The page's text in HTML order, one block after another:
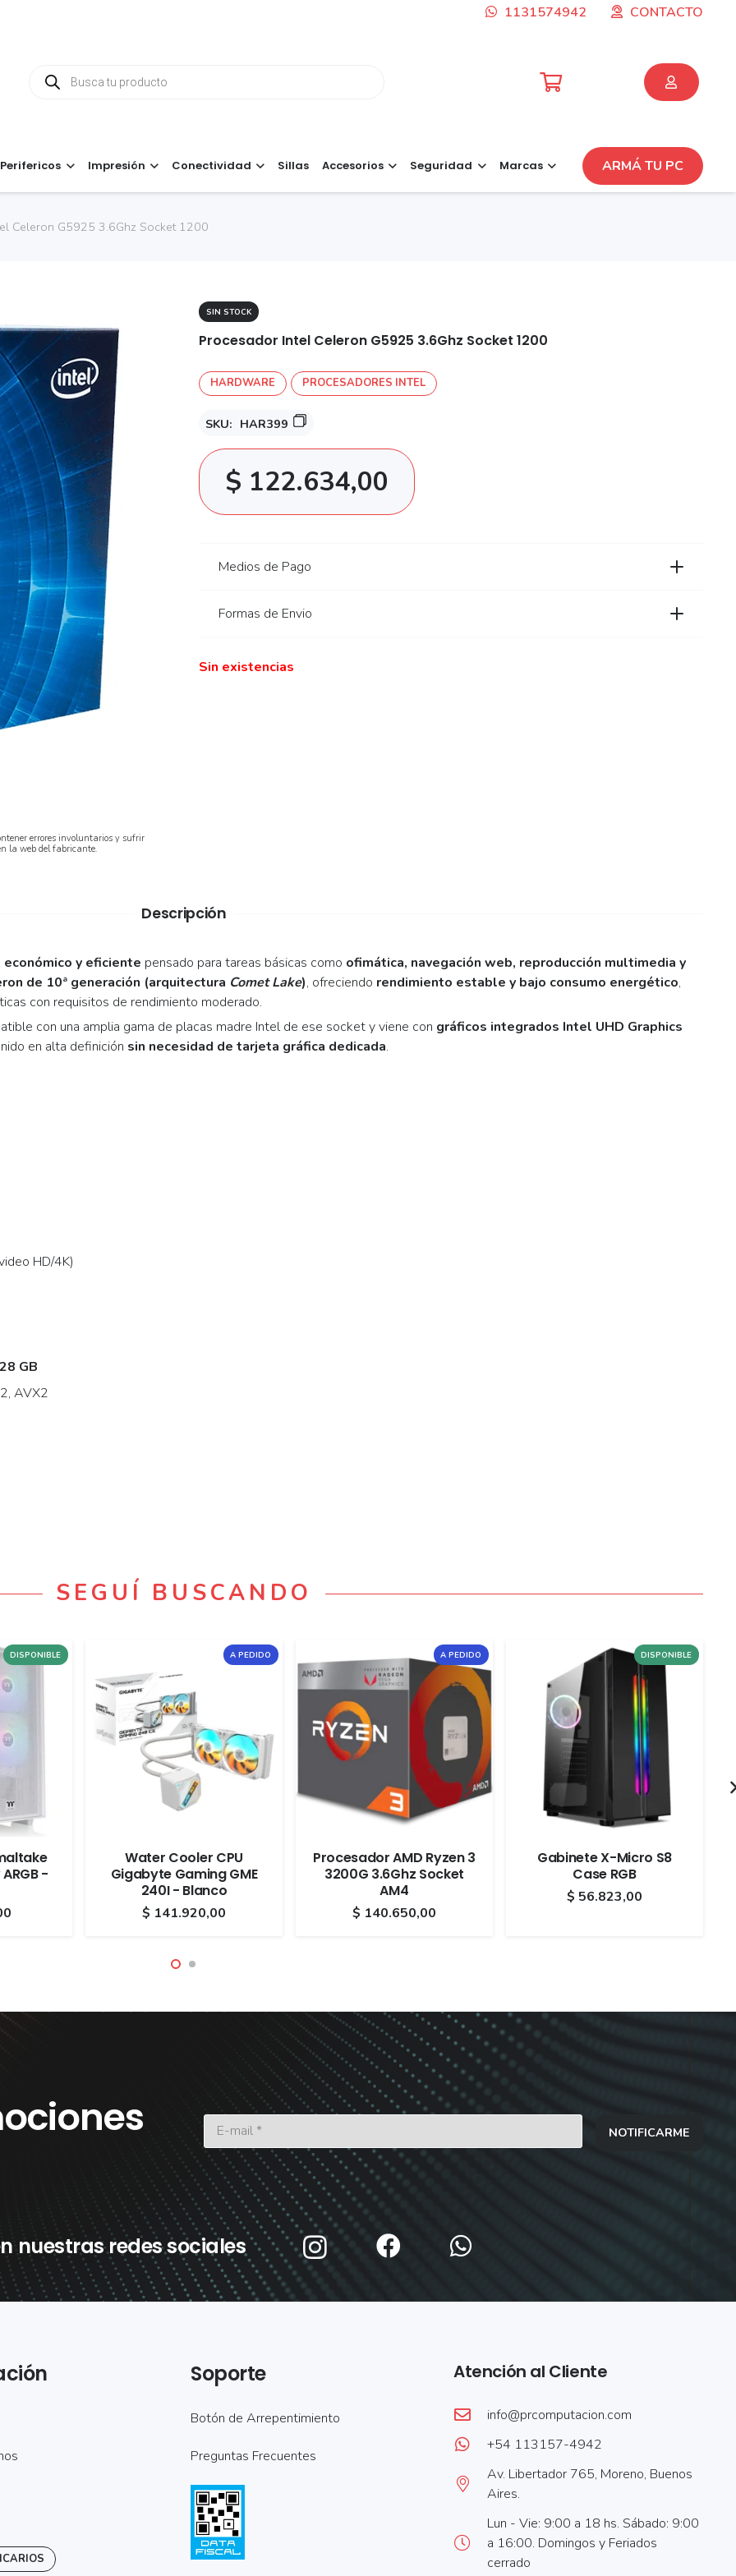
1131574942 CONTACTO
Búsqueda
de
Perifericos Impresión Conectividad Sillas Accesorios Seguridad Marcas ARMÁ TU PC
Celeron G5925 3.6Ghz Socket 1200
errores involuntarios y sufrir
la web del fabricante.
SIN STOCK
Procesador Intel Celeron G5925 3.6Ghz Socket 1200
HARDWARE PROCESADORES INTEL
SKU: HAR399
$ 122.634,00
Medios de Pago
Formas de Envio
Sin existencias
Descripción
y eficiente pensado para tareas básicas como ofimática, navegación web, reproducción multimedia y
de 10ª generación (arquitectura Comet Lake), ofreciendo rendimiento estable y bajo consumo energético,
con requisitos de rendimiento moderado.
con una amplia gama de placas madre Intel de ese socket y viene con gráficos integrados Intel UHD Graphics
en alta definición sin necesidad de tarjeta gráfica dedicada.
HD/4K)
GB
AVX2
SEGUÍ BUSCANDO
DISPONIBLE
-
A PEDIDO
Water Cooler CPU
Gigabyte Gaming GME
240I - Blanco
$ 141.920,00
A PEDIDO
Procesador AMD Ryzen 3
3200G 3.6Ghz Socket
AM4
$ 140.650,00
DISPONIBLE
Gabinete X-Micro S8
Case RGB
$ 56.823,00
NOTIFICARME
nuestras redes sociales
Soporte
Botón de Arrepentimiento
Preguntas Frecuentes
Atención al Cliente
info@prcomputacion.com
+54 113157-4942
Av. Libertador 765, Moreno, Buenos
Aires.
Lun - Vie: 9:00 a 18 hs. Sábado: 9:00
a 16:00. Domingos y Feriados
cerrado